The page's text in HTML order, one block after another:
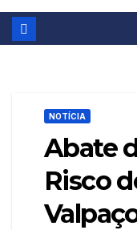
NOTÍCIA
Abate
Risco